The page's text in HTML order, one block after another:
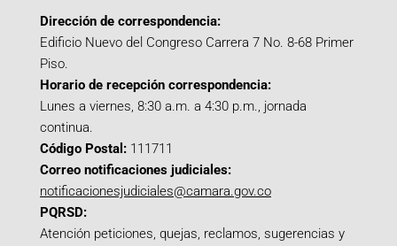
Dirección de correspondencia:
Edificio Nuevo del Congreso Carrera 7 No. 8-68 Primer
Piso.
Horario de recepción correspondencia:
Lunes a viernes, 8:30 a.m. a 4:30 p.m., jornada
continua.
Código Postal: 111711
Correo notificaciones judiciales:
notificacionesjudiciales@camara.gov.co
PQRSD:
Atención peticiones, quejas, reclamos, sugerencias y